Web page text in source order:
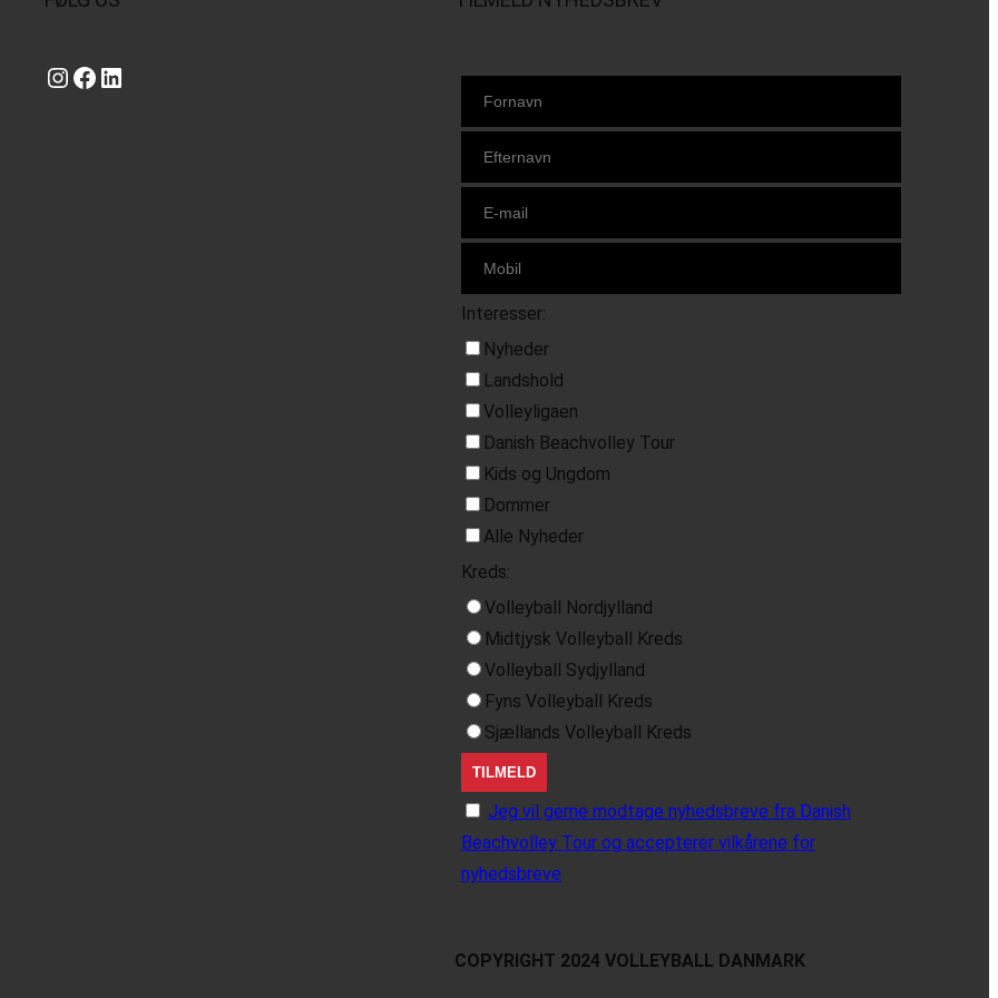
Instagram https://www.facebook.com/danishbeachvolleytour LinkedIn
Interesser:
Nyheder
Landshold
Volleyligaen
Danish Beachvolley Tour
Kids og Ungdom
Dommer
Alle Nyheder
Kreds:
Volleyball Nordjylland
Midtjysk Volleyball Kreds
Volleyball Sydjylland
Fyns Volleyball Kreds
Sjællands Volleyball Kreds
Jeg vil gerne modtage nyhedsbreve fra Danish
Beachvolley Tour og accepterer vilkårene for
nyhedsbreve
COPYRIGHT 2024 VOLLEYBALL DANMARK